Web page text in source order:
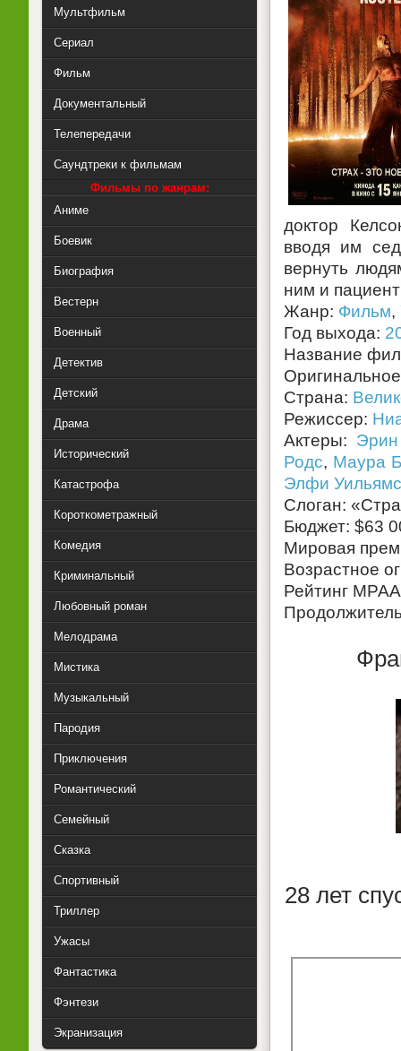
доктор
вводя им
вернуть
ним и
Жанр: Фильм,
Год выхода:
Название
Страна:
Режиссер:
Актеры:
Родс, Маура
Элфи Уильямс
Слоган:
Бюджет: $63
Мировая
Возрастное
Рейтинг
28 лет
Мультфильм
Сериал
Фильм
Документальный
Телепередачи
Саундтреки к фильмам
Фильмы по жанрам:
Аниме
Боевик
Биография
Вестерн
Военный
Детектив
Детский
Драма
Исторический
Катастрофа
Короткометражный
Комедия
Криминальный
Любовный роман
Мелодрама
Мистика
Музыкальный
Пародия
Приключения
Романтический
Семейный
Сказка
Спортивный
Триллер
Ужасы
Фантастика
Фэнтези
Экранизация